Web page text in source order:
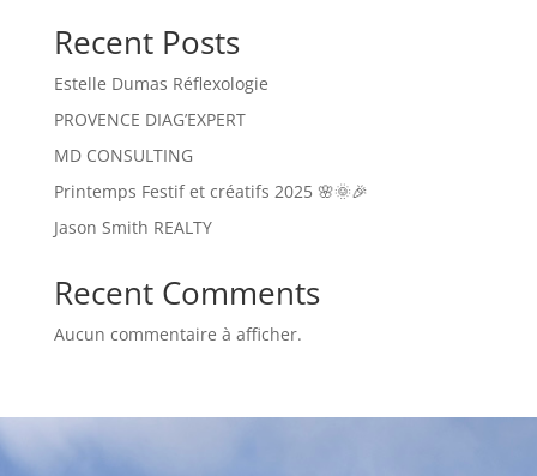
Recent Posts
Estelle Dumas Réflexologie
PROVENCE DIAG’EXPERT
MD CONSULTING
Printemps Festif et créatifs 2025 🌸🌞🎉
Jason Smith REALTY
Recent Comments
Aucun commentaire à afficher.